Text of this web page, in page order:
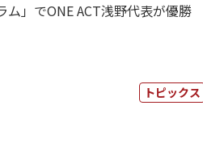
ム」でONE ACT浅野代表が優勝
トピックス